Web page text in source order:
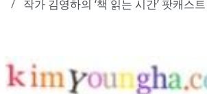
작가 김영하의 ‘책 읽는 시간’ 팟캐